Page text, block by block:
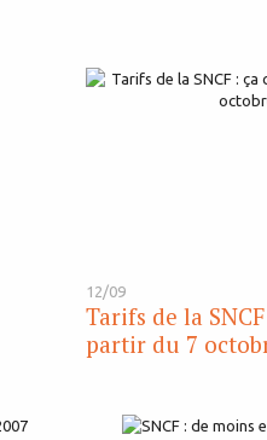
12/09
Tarifs de la
partir du 7